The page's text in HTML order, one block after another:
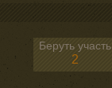
Беруть участь
2